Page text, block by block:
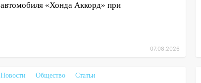
автомобиля «Хонда Аккорд» при
07.08.2026
Новости Общество
Статьи